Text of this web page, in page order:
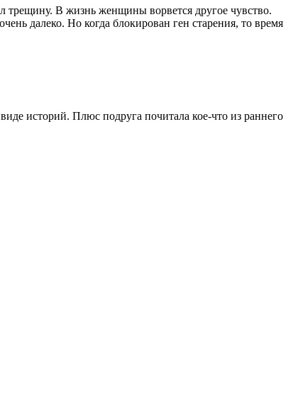
В жизнь женщины ворвется другое чувство.
далеко. Но когда блокирован ген старения, то время
историй. Плюс подруга почитала кое-что из раннего